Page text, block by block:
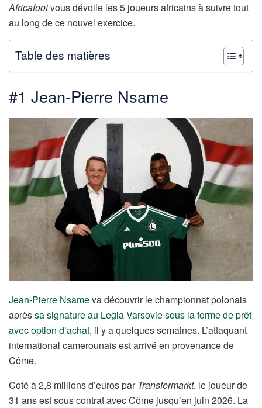
Africafootvous dévoile les 5 joueurs africains à suivre tout
au long de ce nouvel exercice.
Table des matières
#1 Jean-Pierre Nsame
Jean-Pierre Nsameva découvrir le championnat polonais
aprèssa signature au Legia Varsovie sous la forme de prêt
avec option d’achat, il y a quelques semaines. L’attaquant
international camerounais est arrivé en provenance de
Côme.
Coté à 2,8 millions d’euros par Transfermarkt, le joueur de
31 ans est sous contrat avec Côme jusqu’en juin 2026. La